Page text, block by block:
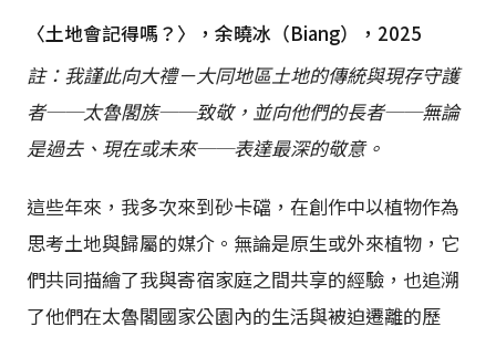
〈土地會記得嗎？〉，余曉冰（Biang），2025
註：我謹此向大禮－大同地區土地的傳統與現存守護
者──太魯閣族──致敬，並向他們的長者──無論
是過去、現在或未來──表達最深的敬意。
這些年來，我多次來到砂卡礑，在創作中以植物作為
思考土地與歸屬的媒介。無論是原生或外來植物，它
們共同描繪了我與寄宿家庭之間共享的經驗，也追溯
了他們在太魯閣國家公園內的生活與被迫遷離的歷